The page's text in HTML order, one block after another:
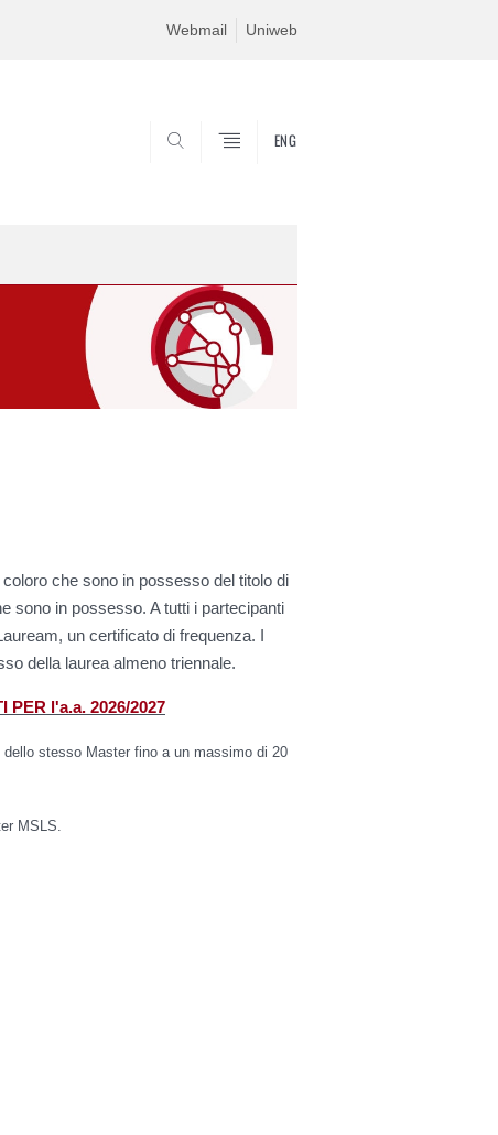
Webmail Uniweb
ENG
che sono in possesso del titolo di
sono in possesso. A tutti i partecipanti
un certificato di frequenza. I
della laurea almeno triennale.
PER l'a.a. 2026/2027
dello stesso Master fino a un massimo di 20
MSLS.